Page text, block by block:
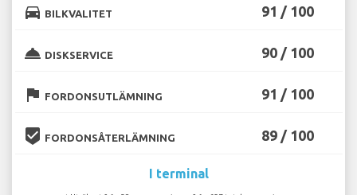
directions_car BILKVALITET 91 / 100
room_service DISKSERVICE 90 / 100
flag FORDONSUTLÄMNING 91 / 100
beenhere FORDONSÅTERLÄMNING 89 / 100
I terminal